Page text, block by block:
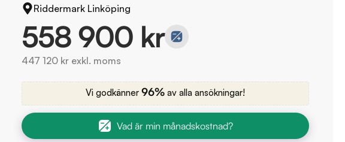
Riddermark Linköping
558 900 kr
447 120 kr exkl. moms
Vi godkänner 96% av alla ansökningar!
Vad är min månadskostnad?